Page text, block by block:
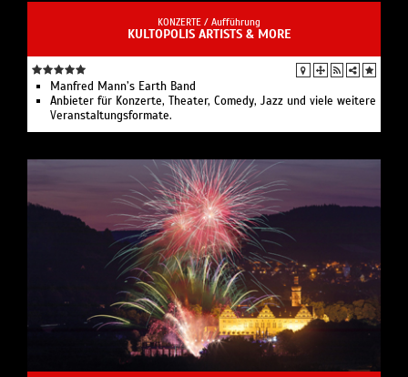
KONZERTE / Aufführung
KULTOPOLIS ARTISTS & MORE
Manfred Mann’s Earth Band
Anbieter für Konzerte, Theater, Comedy, Jazz und viele weitere
Veranstaltungsformate.